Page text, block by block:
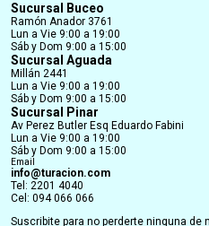
Sucursal Buceo
Ramón Anador 3761
Lun a Vie 9:00 a 19:00
Sáb y Dom 9:00 a 15:00
Sucursal Aguada
Millán 2441
Lun a Vie 9:00 a 19:00
Sáb y Dom 9:00 a 15:00
Sucursal Pinar
Av Perez Butler Esq Eduardo Fabini
Lun a Vie 9:00 a 19:00
Sáb y Dom 9:00 a 15:00
Email
info@turacion.com
Tel: 2201 4040
Cel: 094 066 066
Suscribite para no perderte ninguna